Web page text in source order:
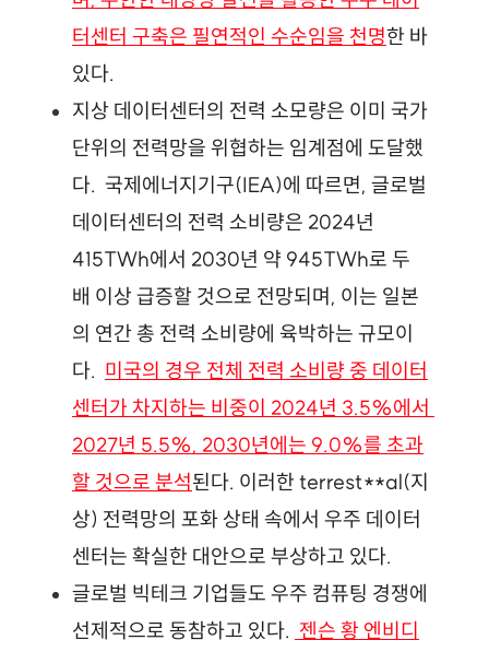
터센터 구축은 필연적인 수순임을 천명한 바
있다.
지상 데이터센터의 전력 소모량은 이미 국가
단위의 전력망을 위협하는 임계점에 도달했
다. 국제에너지기구(IEA)에 따르면, 글로벌
데이터센터의 전력 소비량은 2024년
415TWh에서 2030년 약 945TWh로 두
배 이상 급증할 것으로 전망되며, 이는 일본
의 연간 총 전력 소비량에 육박하는 규모이
다. 미국의 경우 전체 전력 소비량 중 데이터
센터가 차지하는 비중이 2024년 3.5%에서
2027년 5.5%, 2030년에는 9.0%를 초과
할 것으로 분석된다. 이러한 terrest**al(지
상) 전력망의 포화 상태 속에서 우주 데이터
센터는 확실한 대안으로 부상하고 있다.
글로벌 빅테크 기업들도 우주 컴퓨팅 경쟁에
선제적으로 동참하고 있다. 젠슨 황 엔비디